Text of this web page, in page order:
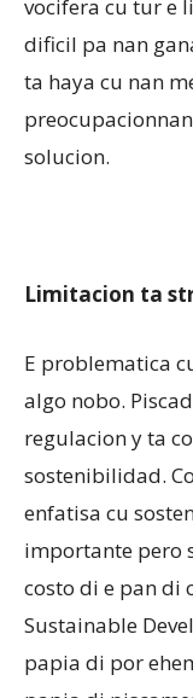
vocifera cu tur e
dificil pa nan
ta haya cu nan
solucion.
Limitacion ta
E problematica
algo nobo.
regulacion y ta
sostenibilidad.
enfatisa cu
importante pero
costo di e pan di
Sustainable
papia di por